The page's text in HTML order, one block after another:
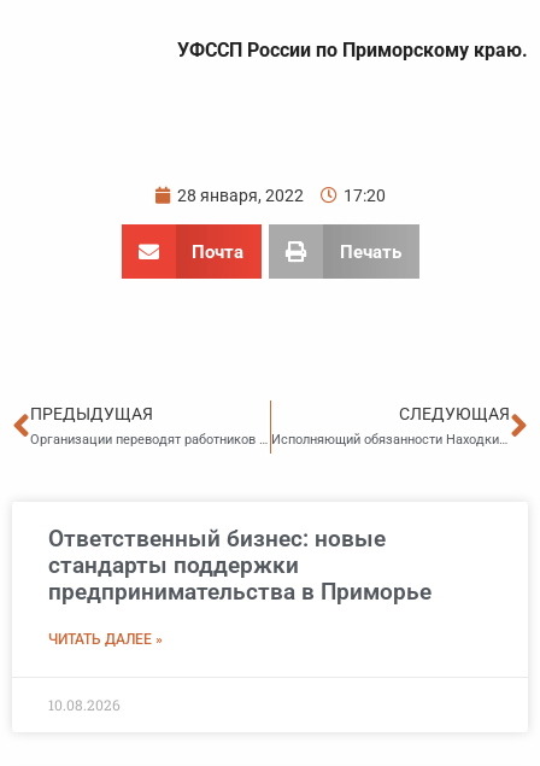
УФССП России по Приморскому краю.
28 января, 2022 17:20
Почта Печать
Пред
ПРЕДЫДУЩАЯ
Организации переводят работников в «самозанятые»
СЛЕДУЮЩАЯ
Исполняющий обязанности Находкинского транспортного прокурора проведет прием предпринимателей
Ответственный бизнес: новые
стандарты поддержки
предпринимательства в Приморье
ЧИТАТЬ ДАЛЕЕ »
10.08.2026